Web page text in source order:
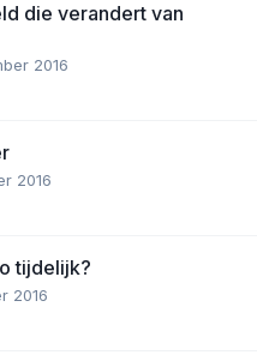
die verandert van
2016
2016
tijdelijk?
2016